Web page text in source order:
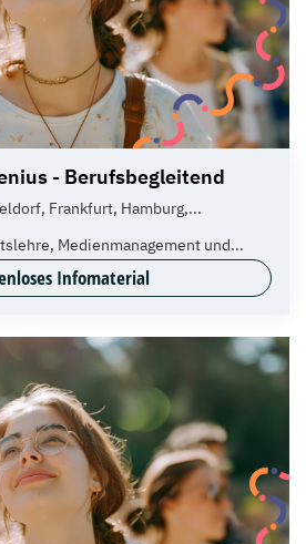
- Berufsbegleitend
Frankfurt, Hamburg,...
Medienmanagement und...
Infomaterial